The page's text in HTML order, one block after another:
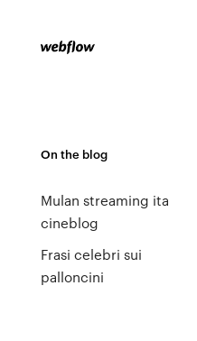
On the blog
Mulan streaming ita
cineblog
Frasi celebri sui
palloncini